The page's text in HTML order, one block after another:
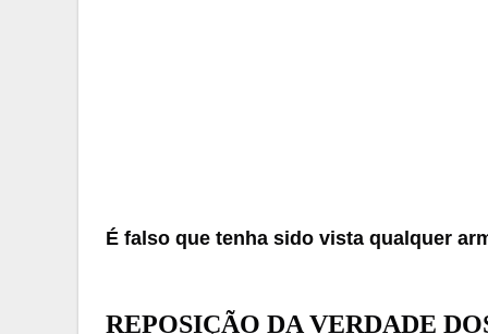
É falso que tenha sido vista qualquer
REPOSIÇÃO DA VERDADE